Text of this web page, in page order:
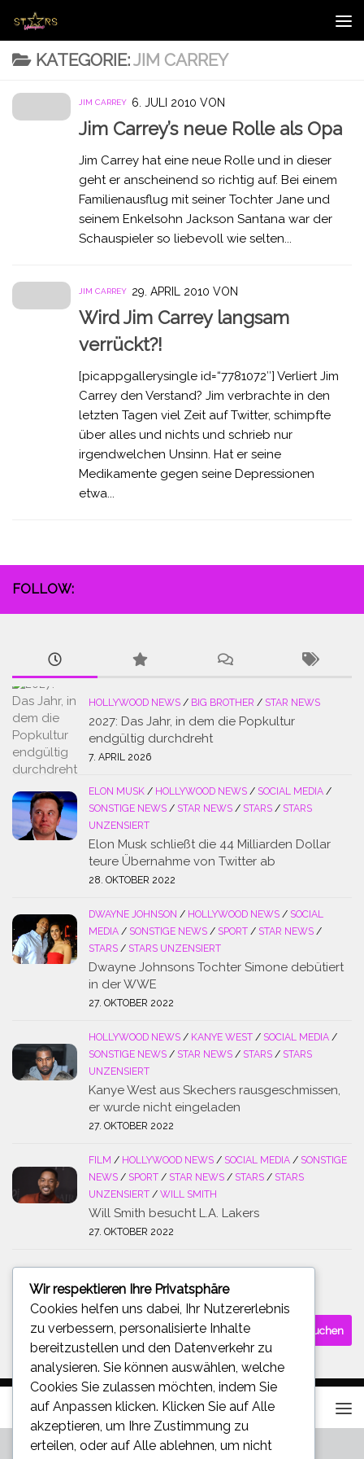
Zum Inhalt springen
KATEGORIE:JIM CARREY
JIM CARREY 6. JULI 2010 VON
Jim Carrey’s neue Rolle als Opa
Jim Carrey hat eine neue Rolle und in dieser
geht er anscheinend so richtig auf. Bei einem
Familienausflug mit seiner Tochter Jane und
seinem Enkelsohn Jackson Santana war der
Schauspieler so liebevoll wie selten...
JIM CARREY 29. APRIL 2010 VON
Wird Jim Carrey langsam
verrückt?!
[picappgallerysingle id=“7781072″] Verliert Jim
Carrey den Verstand? Jim verbrachte in den
letzten Tagen viel Zeit auf Twitter, schimpfte
über alles und nichts und schrieb nur
irgendwelchen Unsinn. Hat er seine
Medikamente gegen seine Depressionen
etwa...
FOLLOW:
HOLLYWOOD NEWS / BIG BROTHER / STAR NEWS
2027: Das Jahr, in dem die Popkultur
endgültig durchdreht
7. APRIL 2026
ELON MUSK / HOLLYWOOD NEWS / SOCIAL MEDIA /
SONSTIGE NEWS / STAR NEWS / STARS / STARS
UNZENSIERT
Elon Musk schließt die 44 Milliarden Dollar
teure Übernahme von Twitter ab
28. OKTOBER 2022
DWAYNE JOHNSON / HOLLYWOOD NEWS / SOCIAL
MEDIA / SONSTIGE NEWS / SPORT / STAR NEWS /
STARS / STARS UNZENSIERT
Dwayne Johnsons Tochter Simone debütiert
in der WWE
27. OKTOBER 2022
HOLLYWOOD NEWS / KANYE WEST / SOCIAL MEDIA /
SONSTIGE NEWS / STAR NEWS / STARS / STARS
UNZENSIERT
Kanye West aus Skechers rausgeschmissen,
er wurde nicht eingeladen
27. OKTOBER 2022
FILM / HOLLYWOOD NEWS / SOCIAL MEDIA / SONSTIGE
NEWS / SPORT / STAR NEWS / STARS / STARS
UNZENSIERT / WILL SMITH
Will Smith besucht L.A. Lakers
27. OKTOBER 2022
SUCHE
Suchen
nach:
Wir respektieren Ihre Privatsphäre
Cookies helfen uns dabei, Ihr Nutzererlebnis
zu verbessern, personalisierte Inhalte
bereitzustellen und den Datenverkehr zu
analysieren. Sie können auswählen, welche
Cookies Sie zulassen möchten, indem Sie
auf Anpassen klicken. Klicken Sie auf Alle
akzeptieren , um Ihre Zustimmung zu
erteilen, oder auf Alle ablehnen , um nicht